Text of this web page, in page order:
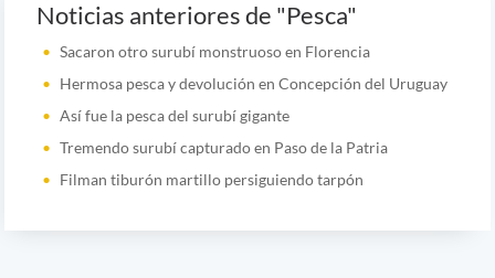
Noticias anteriores de "Pesca"
Sacaron otro surubí monstruoso en Florencia
Hermosa pesca y devolución en Concepción del Uruguay
Así fue la pesca del surubí gigante
Tremendo surubí capturado en Paso de la Patria
Filman tiburón martillo persiguiendo tarpón